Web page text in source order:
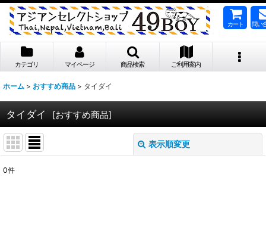
カート 問い
カテゴリ マイページ 商品検索 ご利用案内
ホーム > おすすめ商品 > タイダイ
タイダイ [おすすめ商品]
表示順変更
0件